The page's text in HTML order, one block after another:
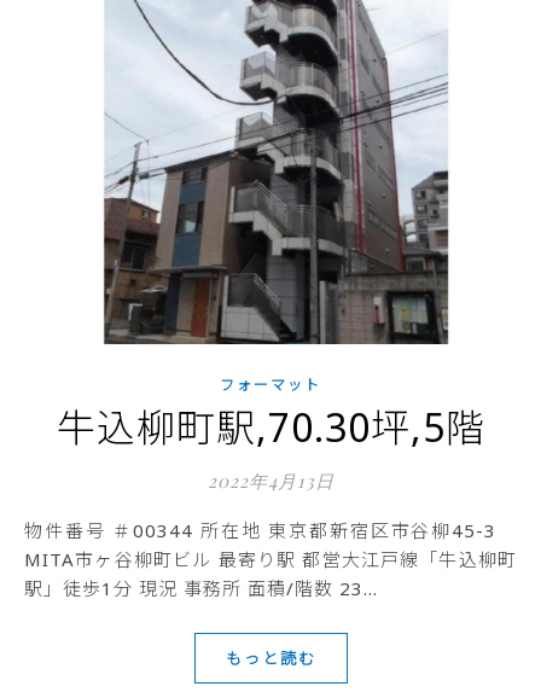
フォーマット
牛込柳町駅,70.30坪,5階
2022年4月13日
物件番号 ＃00344 所在地 東京都新宿区市谷柳45-3
MITA市ヶ谷柳町ビル 最寄り駅 都営大江戸線「牛込柳町
駅」徒歩1分 現況 事務所 面積/階数 23…
もっと読む